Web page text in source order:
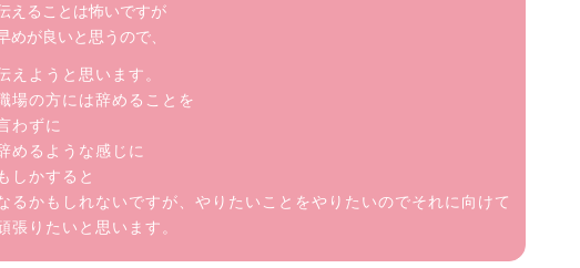
えることは怖いですが
めが良いと思うので、
えようと思います。
場の方には辞めることを
わずに
めるような感じに
しかすると
るかもしれないですが、やりたいことをやりたいのでそれに向けて
張りたいと思います。